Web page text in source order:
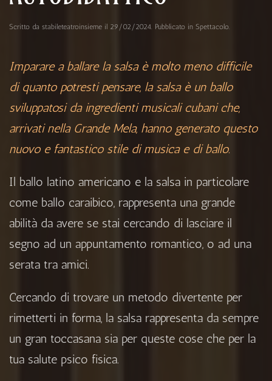
Scritto da stabileteatroinsieme il 29/02/2024. Pubblicato in Spettacolo.
Imparare a ballare la salsa è molto meno difficile
di quanto potresti pensare, la salsa è un ballo
sviluppatosi da ingredienti musicali cubani che,
arrivati nella Grande Mela, hanno generato questo
nuovo e fantastico stile di musica e di ballo.
Il ballo latino americano e la salsa in particolare
come ballo caraibico, rappresenta una grande
abilità da avere se stai cercando di lasciare il
segno ad un appuntamento romantico, o ad una
serata tra amici.
Cercando di trovare un metodo divertente per
rimetterti in forma, la salsa rappresenta da sempre
un gran toccasana sia per queste cose che per la
tua salute psico fisica.